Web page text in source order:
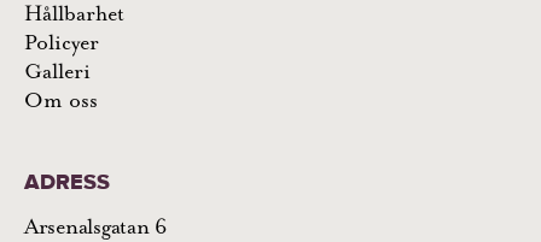
Hållbarhet
Policyer
Galleri
Om oss
ADRESS
Arsenalsgatan 6